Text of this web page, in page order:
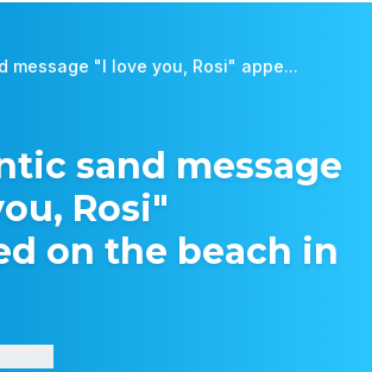
message "I love you, Rosi" appe...
sand message
Rosi"
on the beach in